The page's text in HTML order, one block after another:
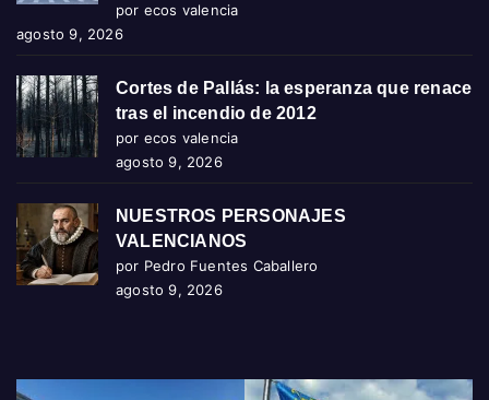
por ecos valencia
agosto 9, 2026
Cortes de Pallás: la esperanza que renace
tras el incendio de 2012
por ecos valencia
agosto 9, 2026
NUESTROS PERSONAJES
VALENCIANOS
por Pedro Fuentes Caballero
agosto 9, 2026